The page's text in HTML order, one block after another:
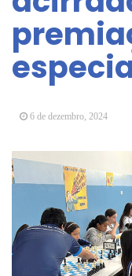
Vereadores Mirins
com participação em
CONDEMAT+ e
promovem palestra
6 de dezembro, 2024